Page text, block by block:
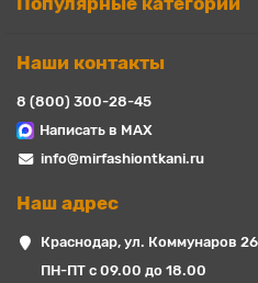
Наши контакты
8 (800) 300-28-45
Написать в MAX
info@mirfashiontkani.ru
Наш адрес
Краснодар, ул. Коммунаров
ПН-ПТ с 09.00 до 18.00